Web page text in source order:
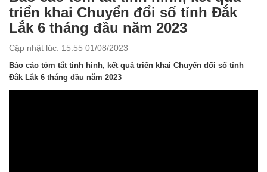
triển khai Chuyển đổi số tỉnh Đắk
Lắk 6 tháng đầu năm 2023
Cập nhật lúc: 15:55 01/08/2023
Báo cáo tóm tắt tình hình, kết quả triển khai Chuyển đổi số tỉnh
Đắk Lắk 6 tháng đầu năm 2023